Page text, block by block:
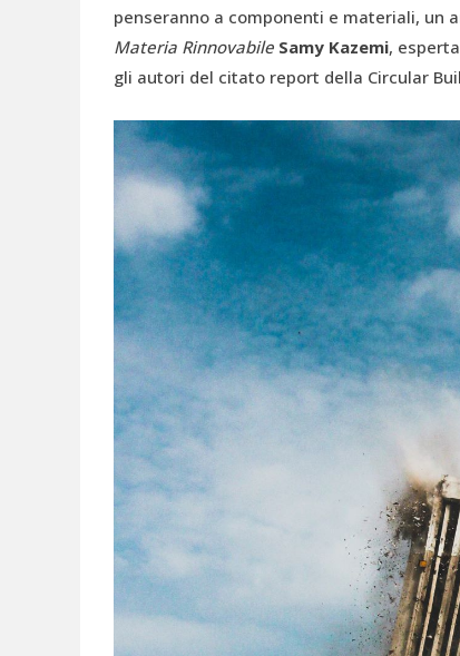
penseranno a componenti e materiali, un
Materia Rinnovabile Samy Kazemi,
gli autori del citato report della Circular